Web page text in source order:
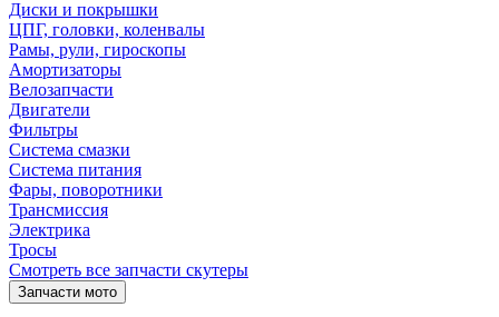
Диски и покрышки
ЦПГ, головки, коленвалы
Рамы, рули, гироскопы
Амортизаторы
Велозапчасти
Двигатели
Фильтры
Система смазки
Система питания
Фары, поворотники
Трансмиссия
Электрика
Тросы
Смотреть все запчасти скутеры
Запчасти мото